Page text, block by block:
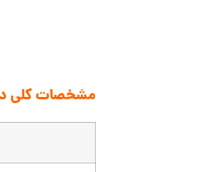
مشخصات کلی